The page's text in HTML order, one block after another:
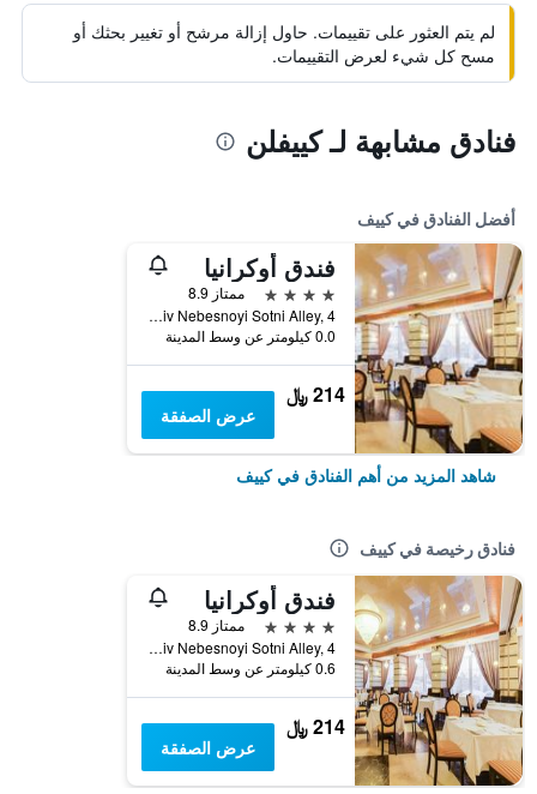
لم يتم العثور على تقييمات. حاول إزالة مرشح أو تغيير بحثك أو
مسح كل شيء لعرض التقييمات.
فنادق مشابهة لـ كييفلن
أفضل الفنادق في كييف
فندق أوكرانيا
4 نجوم
ممتاز 8.9
Heroyiv Nebesnoyi Sotni Alley, 4, كييف, أوكرانيا
0.0 كيلومتر عن وسط المدينة
214 ﷼
عرض الصفقة
شاهد المزيد من أهم الفنادق في كييف
فنادق رخيصة في كييف
فندق أوكرانيا
4 نجوم
ممتاز 8.9
Heroyiv Nebesnoyi Sotni Alley, 4, كييف, أوكرانيا
0.6 كيلومتر عن وسط المدينة
214 ﷼
عرض الصفقة